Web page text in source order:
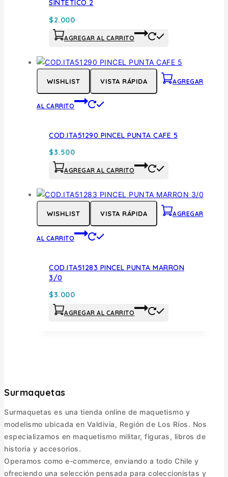
SINTETICO 2
$2.000
AGREGAR AL CARRITO
WISHLIST VISTA RÁPIDA AGREGAR
AL CARRITO
COD.ITA51290 PINCEL PUNTA CAFE 5
$3.500
AGREGAR AL CARRITO
WISHLIST VISTA RÁPIDA AGREGAR
AL CARRITO
COD.ITA51283 PINCEL PUNTA MARRON
3/0
$3.000
AGREGAR AL CARRITO
Surmaquetas
Surmaquetas es una tienda online de maquetismo y
modelismo ubicada en Valdivia, Región de Los Ríos. Nos
especializamos en maquetismo militar, figuras, libros de
historia y accesorios.
Operamos como e-commerce, enviando a todo Chile y
ofreciendo una selección pensada para coleccionistas y